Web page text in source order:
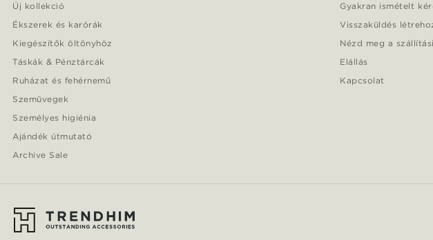
Új kollekció
Ékszerek és karórák
Kiegészítők öltönyhöz
Táskák & Pénztárcák
Ruházat és fehérnemű
Szemüvegek
Személyes higiénia
Ajándék útmutató
Archive Sale
Gyakran ismételt
Visszaküldés
Nézd meg a
Elállás
Kapcsolat